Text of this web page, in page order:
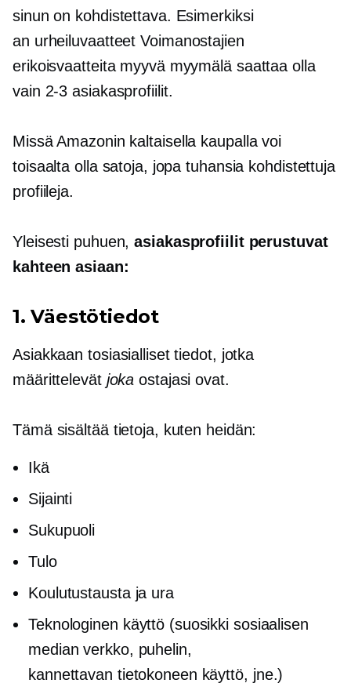
sinun on kohdistettava. Esimerkiksi
an urheiluvaatteet Voimanostajien
erikoisvaatteita myyvä myymälä saattaa olla
vain 2-3 asiakasprofiilit.
Missä Amazonin kaltaisella kaupalla voi
toisaalta olla satoja, jopa tuhansia kohdistettuja
profiileja.
Yleisesti puhuen,asiakasprofiilit perustuvat
kahteen asiaan:
1. Väestötiedot
Asiakkaan tosiasialliset tiedot, jotka
määrittelevät jokaostajasi ovat.
Tämä sisältää tietoja, kuten heidän:
Ikä
Sijainti
Sukupuoli
Tulo
Koulutustausta ja ura
Teknologinen käyttö (suosikki sosiaalisen
median verkko, puhelin,
kannettavan tietokoneen käyttö, jne.)